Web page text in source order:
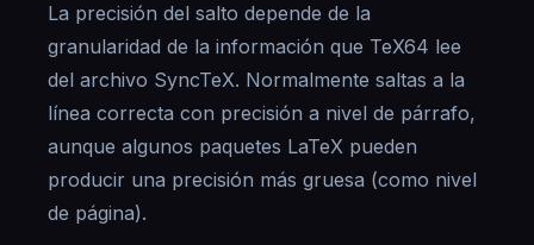
La precisión del salto depende de la
granularidad de la información que TeX64 lee
del archivo SyncTeX. Normalmente saltas a la
línea correcta con precisión a nivel de párrafo,
aunque algunos paquetes LaTeX pueden
producir una precisión más gruesa (como nivel
de página).